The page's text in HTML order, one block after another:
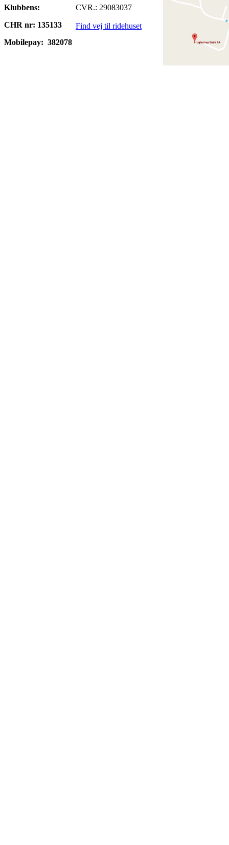
Klubbens:
CHR nr: 135133
Mobilepay: 382078
CVR.: 29083037
Find vej til ridehuset